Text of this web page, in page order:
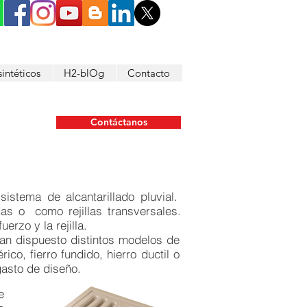
H2-blOg Contacto
Contáctanos
de alcantarillado pluvial.
o como rejillas transversales.
y la rejilla.
dispuesto distintos modelos de
fierro fundido, hierro ductil o
de diseño.